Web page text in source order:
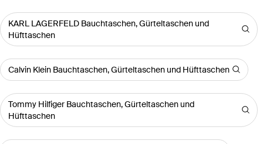
KARL LAGERFELD Bauchtaschen, Gürteltaschen und
Hüfttaschen
Calvin Klein Bauchtaschen, Gürteltaschen und Hüfttaschen
Tommy Hilfiger Bauchtaschen, Gürteltaschen und
Hüfttaschen